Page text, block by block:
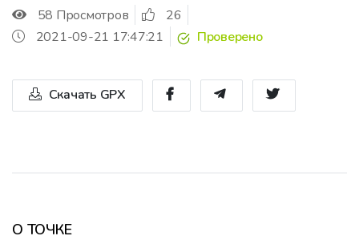
58 Просмотров
26
2021-09-21 17:47:21
Проверено
Скачать GPX
О ТОЧКЕ